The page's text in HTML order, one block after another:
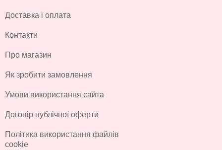
Доставка і оплата
Контакти
Про магазин
Як зробити замовлення
Умови використання сайта
Договір публічної оферти
Політика використання файлів
cookie